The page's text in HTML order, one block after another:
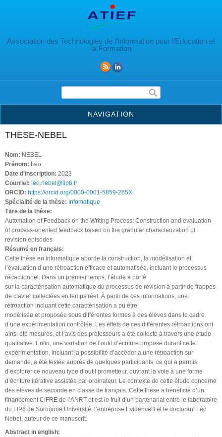
Association des Technologies de l’Information pour l’Education et
la Formation
Formulaire de recherche
NAVIGATION
THESE-NEBEL
Nom: NEBEL
Prénom: Léo
Date d'inscription: 2023
Courriel: leo.nebel@lip6.fr
ORCID: https://orcid.org/0000-0001-5859-265X
Spécialité de la thèse: Infomatique
Titre de la thèse:
Automation of Feedback on the Writing Process: Construction and evaluation
of process-oriented feedback based on the granular characterization of
revision episodes
Résumé en français:
Cette thèse en informatique aborde la construction, la modélisation et
l’évaluation d’une rétroaction efficace et automatisée, incluant le processus
rédactionnel. Dans un premier temps, l’étude a porté
sur la caractérisation automatique du processus de révision à partir de frappes
de clavier collectées en temps réel. À partir de ces informations, une
rétroaction incluant cette caractérisation a pu être
modélisée et proposée sous différentes formes à des élèves dans le cadre
d’une expérimentation contrôlée. Les effets de ces différentes rétroactions ont
ainsi été mesurés, et l’avis des professeurs a été collecté à travers une étude
qualitative. Enfin, une variation de l’outil d’écriture proposé durant cette
expérimentation, incluant la possibilité d’accéder à une rétroaction sur
demande, a été testée auprès de quelques participants, ce qui a permis
d’explorer ce nouveau type d’outil prometteur, ouvrant la voie à une forme
d’écriture itérative assistée par ordinateur. Le contexte de cette étude concerne
des élèves de seconde en classe de français. Cette thèse a bénéficié d’un
financement CIFRE de l’ANRT et est le fruit d’un partenariat entre le laboratoire
du LIP6 de Sorbonne Université, l’entreprise EvidenceB et le doctorant Léo
Nebel, auteur de ce manuscrit.
Abstract in english: